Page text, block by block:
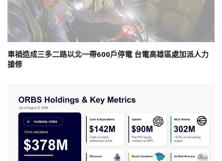
車禍造成三多二路以北一帶600戶停電 台電高雄區處加派人力
搶修